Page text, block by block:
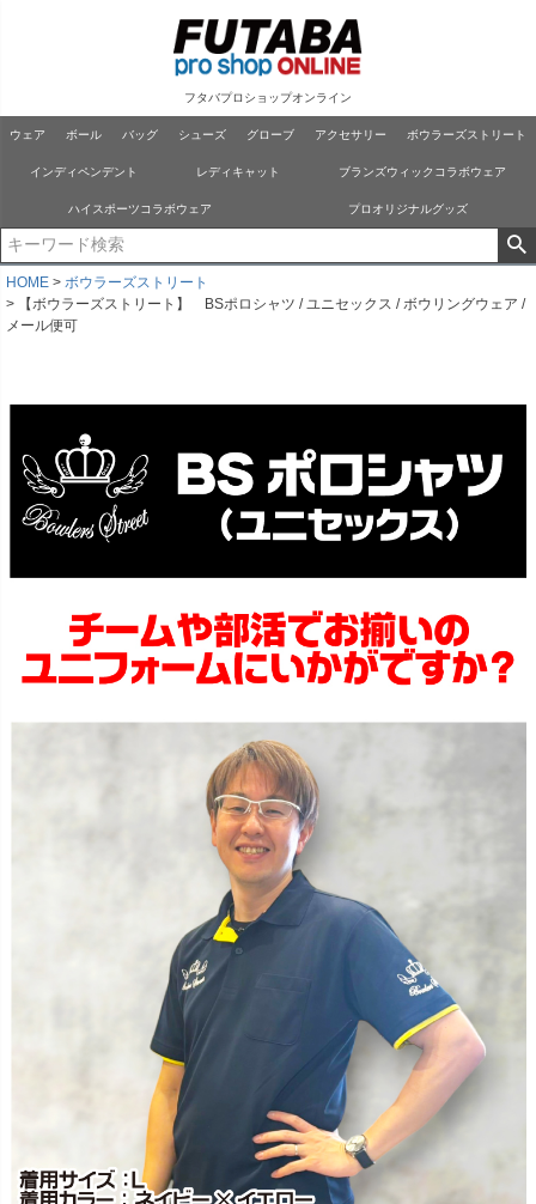
フタバプロショップオンライン
ウェア ボール バッグ シューズ グローブ アクセサリー ボウラーズストリート
インディペンデント レディキャット ブランズウィックコラボウェア
ハイスポーツコラボウェア プロオリジナルグッズ
HOME
ボウラーズストリート
【ボウラーズストリート】 BSポロシャツ / ユニセックス / ボウリングウェア /
メール便可